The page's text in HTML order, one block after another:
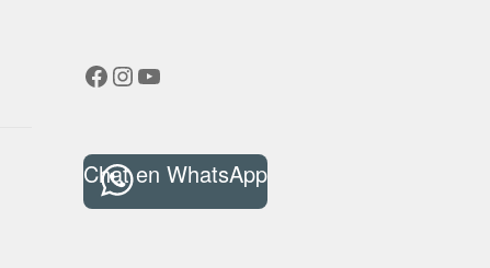
Facebook
Instagram
YouTube
Chat en WhatsApp